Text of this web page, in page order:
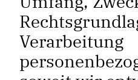
Verarbeitung